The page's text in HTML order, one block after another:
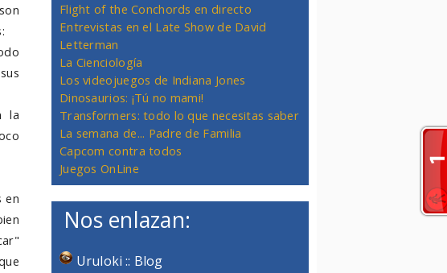
la
en
Flight of the Conchords en directo
Entrevistas en el Late Show de David
Letterman
La Cienciología
Los videojuegos de Indiana Jones
Dinosaurios: ¡Tú no mami!
Transformers: todo lo que necesitas saber
La semana de... Padre de Familia
Capcom contra todos
Juegos OnLine
Nos enlazan:
Uruloki :: Blog